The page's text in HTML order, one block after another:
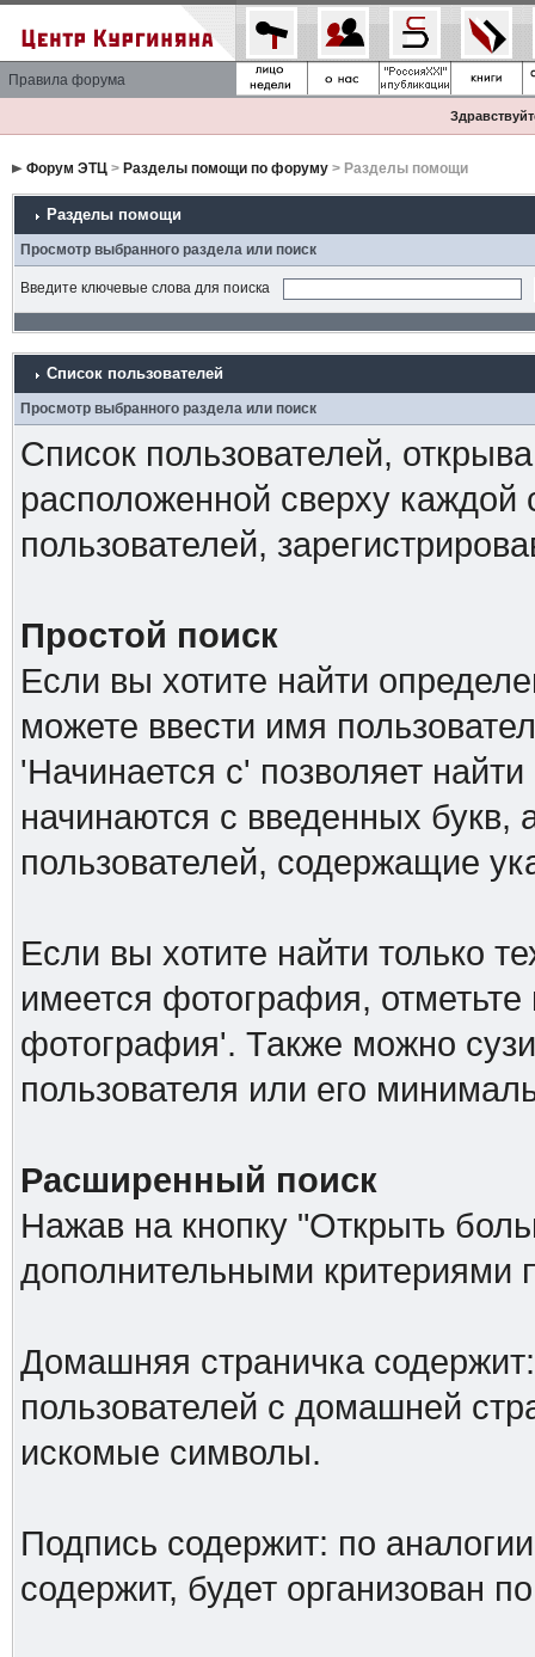
Правила форума
Форум ЭТЦ> Разделы помощи по форуму> Разделы помощи
Разделы помощи
Просмотр выбранного раздела или поиск
Введите ключевые слова для поиска
Список пользователей
Просмотр выбранного раздела или поиск
Список пользователей,
расположенной сверху каждой
пользователей,
Простой поиск
Если вы хотите найти
можете ввести имя
'Начинается с' позволяет
начинаются с введенных букв,
пользователей, содержащие
Если вы хотите найти только
имеется фотография,
фотография'. Также можно
пользователя или его
Расширенный поиск
Нажав на кнопку "Открыть
дополнительными критериями
Домашняя страничка
пользователей с домашней
искомые символы.
Подпись содержит: по
содержит, будет организован